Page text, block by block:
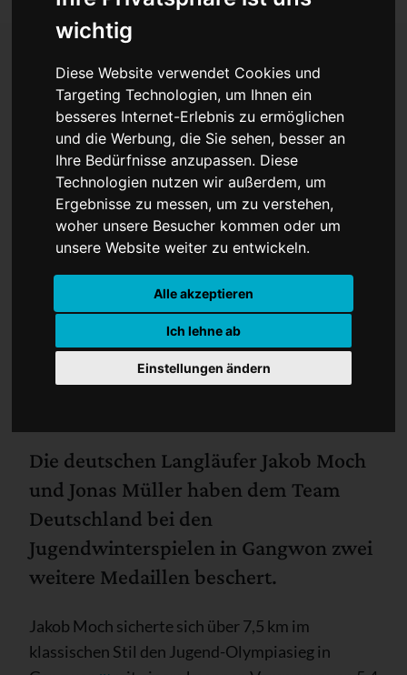
wichtig
Diese Website verwendet Cookies und
Targeting Technologien, um Ihnen ein
besseres Internet-Erlebnis zu ermöglichen
und die Werbung, die Sie sehen, besser an
Ihre Bedürfnisse anzupassen. Diese
Technologien nutzen wir außerdem, um
Ergebnisse zu messen, um zu verstehen,
woher unsere Besucher kommen oder um
unsere Website weiter zu entwickeln.
Alle akzeptieren
Ich lehne ab
Einstellungen ändern
Jakob Moch und Jonas
Müller ganu oben on
Gangwon
Die deutschen Langläufer Jakob Moch
und Jonas Müller haben dem Team
Deutschland bei den
Jugendwinterspielen in Gangwon zwei
weitere Medaillen beschert.
Jakob Moch sicherte sich über 7,5 km im
klassischen Stil den Jugend-Olympiasieg in